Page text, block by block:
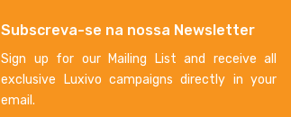
Subscreva-se na nossa Newsletter
Sign up for our Mailing List and receive all
exclusive Luxivo campaigns directly in your
email.